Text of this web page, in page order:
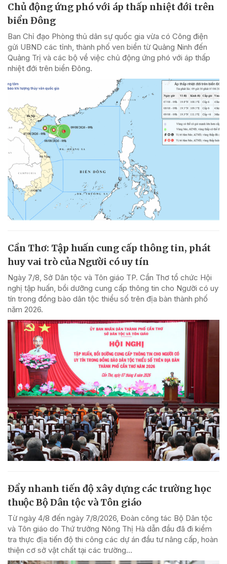
Chủ động ứng phó với áp thấp nhiệt đới trên
biển Đông
Ban Chỉ đạo Phòng thủ dân sự quốc gia vừa có Công điện
gửi UBND các tỉnh, thành phố ven biển từ Quảng Ninh đến
Quảng Trị và các bộ về việc chủ động ứng phó với áp thấp
nhiệt đới trên biển Đông.
Cần Thơ: Tập huấn cung cấp thông tin, phát
huy vai trò của Người có uy tín
Ngày 7/8, Sở Dân tộc và Tôn giáo TP. Cần Thơ tổ chức Hội
nghị tập huấn, bồi dưỡng cung cấp thông tin cho Người có uy
tín trong đồng bào dân tộc thiểu số trên địa bàn thành phố
năm 2026.
Đẩy nhanh tiến độ xây dựng các trường học
thuộc Bộ Dân tộc và Tôn giáo
Từ ngày 4/8 đến ngày 7/8/2026, Đoàn công tác Bộ Dân tộc
và Tôn giáo do Thứ trưởng Nông Thị Hà dẫn đầu đã đi kiểm
tra thực địa tiến độ thi công các dự án đầu tư nâng cấp, hoàn
thiện cơ sở vật chất tại các trường...